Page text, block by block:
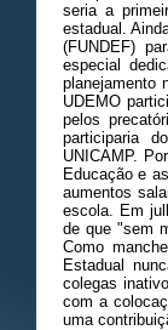
seria a
estadual.
(FUNDEF)
especial
planejamento
UDEMO
pelos
participaria
UNICAMP.
Educação e
aumentos
escola. Em
de que "sem
Como
Estadual
colegas
com a
uma